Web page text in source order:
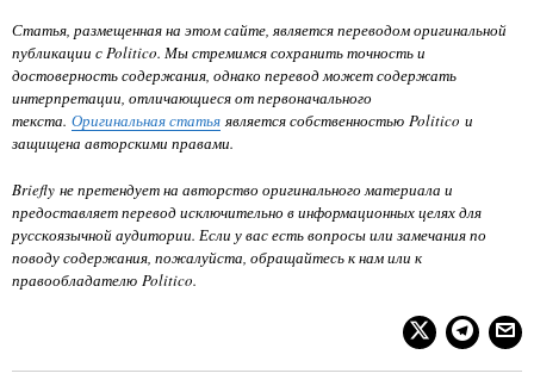
Статья, размещенная на этом сайте, является переводом оригинальной
публикации с Politico. Мы стремимся сохранить точность и
достоверность содержания, однако перевод может содержать
интерпретации, отличающиеся от первоначального
текста. Оригинальная статьяявляется собственностью Politico и
защищена авторскими правами.
Briefly не претендует на авторство оригинального материала и
предоставляет перевод исключительно в информационных целях для
русскоязычной аудитории. Если у вас есть вопросы или замечания по
поводу содержания, пожалуйста, обращайтесь к нам или к
правообладателю Politico.